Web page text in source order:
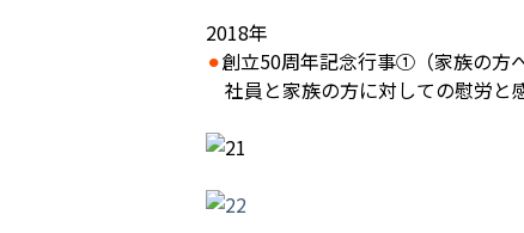
2018年
⚫︎創立50周年記念行事①（家族の方
社員と家族の方に対しての慰労と